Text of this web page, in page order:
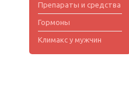
Препараты и средства
Гормоны
Климакс у мужчин